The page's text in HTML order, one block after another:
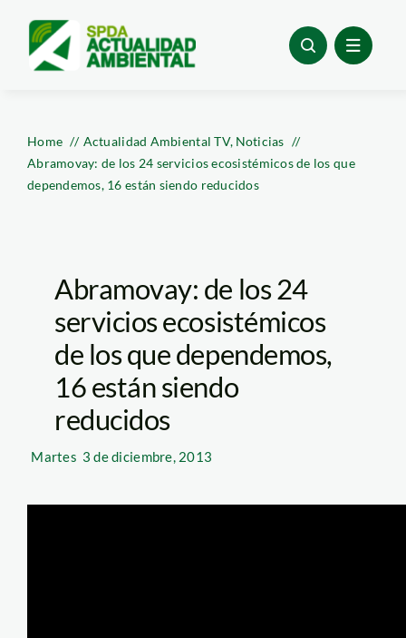
content
Home Actualidad Ambiental TV Noticias
Abramovay: de los 24 servicios ecosistémicos de los que
dependemos, 16 están siendo reducidos
Abramovay: de los 24
servicios ecosistémicos
de los que dependemos,
16 están siendo
reducidos
Martes 3 de diciembre, 2013